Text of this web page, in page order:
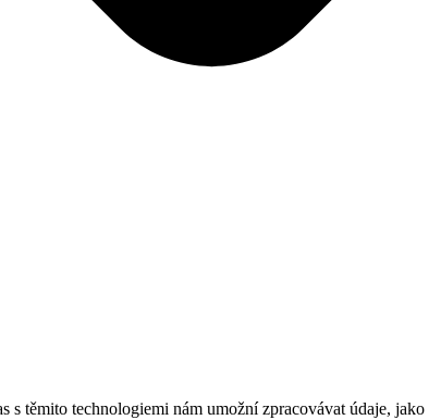
těmito technologiemi nám umožní zpracovávat údaje, jako